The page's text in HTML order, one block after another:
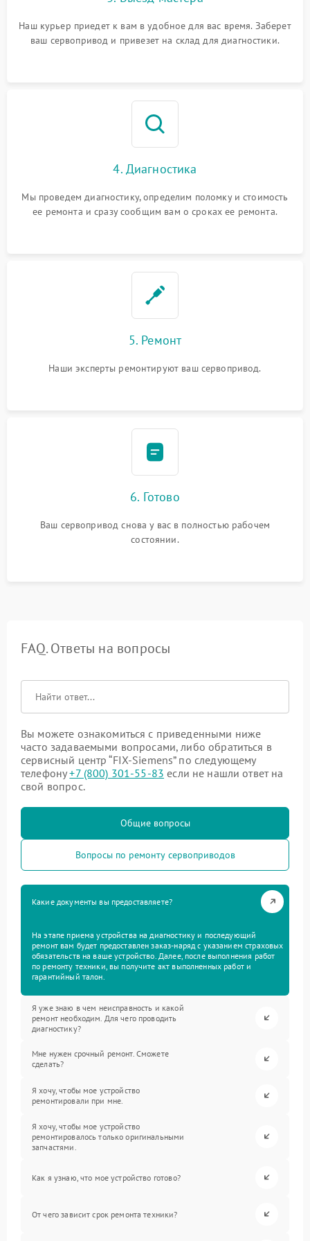
Наш курьер приедет к вам в удобное для вас время. Заберет
ваш сервопривод и привезет на склад для диагностики.
4. Диагностика
Мы проведем диагностику, определим поломку и стоимость
ее ремонта и сразу сообщим вам о сроках ее ремонта.
5. Ремонт
Наши эксперты ремонтируют ваш сервопривод.
6. Готово
Ваш сервопривод снова у вас в полностью рабочем
состоянии.
FAQ. Ответы на вопросы
Вы можете ознакомиться с приведенными ниже
часто задаваемыми вопросами, либо обратиться в
сервисный центр “FIX-Siemens” по следующему
телефону+7 (800) 301-55-83 если не нашли ответ на
свой вопрос.
Общие вопросы
Вопросы по ремонту сервоприводов
Какие документы вы предоставляете?
На этапе приема устройства на диагностику и последующий
ремонт вам будет предоставлен заказ-наряд с указанием страховых
обязательств на ваше устройство. Далее, после выполнения работ
по ремонту техники, вы получите акт выполненных работ и
гарантийный талон.
Я уже знаю в чем неисправность и какой
ремонт необходим. Для чего проводить
диагностику?
Мне нужен срочный ремонт. Сможете
сделать?
Я хочу, чтобы мое устройство
ремонтировали при мне.
Я хочу, чтобы мое устройство
ремонтировалось только оригинальными
запчастями.
Как я узнаю, что мое устройство готово?
От чего зависит срок ремонта техники?